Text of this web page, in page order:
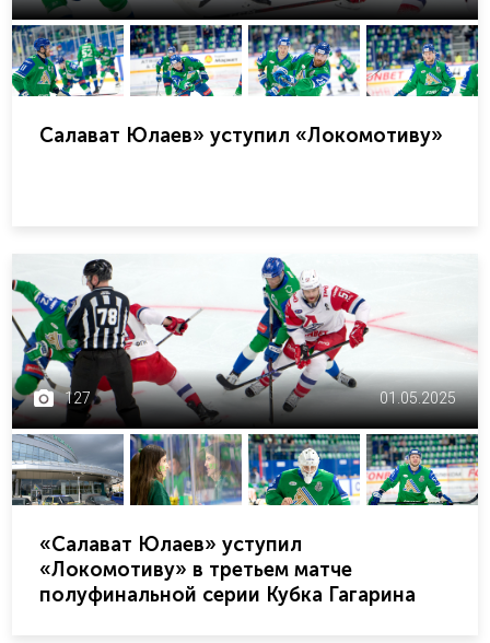
Салават Юлаев» уступил «Локомотиву»
127 01.05.2025
«Салават Юлаев» уступил
«Локомотиву» в третьем матче
полуфинальной серии Кубка Гагарина